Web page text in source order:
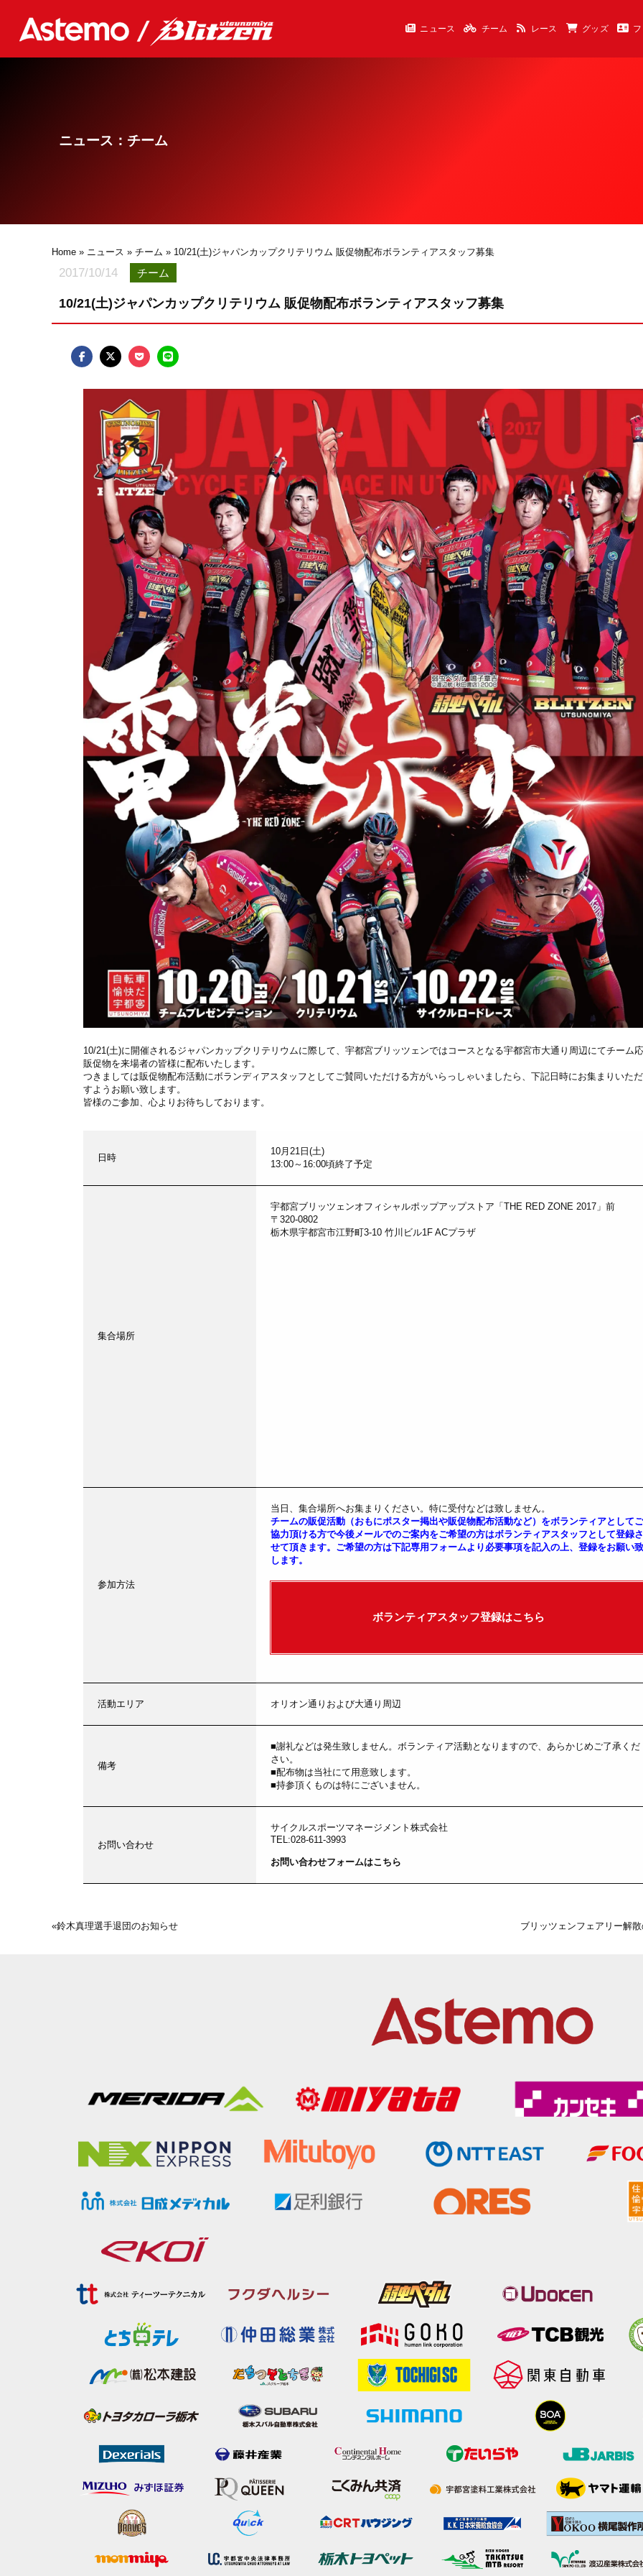
ニュース チーム レース グッズ
ニュース：チーム
Home » ニュース » チーム » 10/21(土)ジャパンカップクリテリウム 販促物配布ボランティアスタッフ募集
2017/10/14 チーム
10/21(土)ジャパンカップクリテリウム 販促物配布ボランティアスタッフ募集
10/21(土)に開催されるジャパンカップクリテリウムに際して、宇都宮ブリッツェンではコースとなる宇都宮市大通り周辺にてチーム
販促物を来場者の皆様に配布いたします。
つきましては販促物配布活動にボランディアスタッフとしてご賛同いただける方がいらっしゃいましたら、下記日時にお集まりいただ
すようお願い致します。
皆様のご参加、心よりお待ちしております。
日時
10月21日(土)
13:00～16:00頃終了予定
集合場所
宇都宮ブリッツェンオフィシャルポップアップストア「THE RED ZONE 2017」前
〒320-0802
栃木県宇都宮市江野町3-10 竹川ビル1F ACプラザ
参加方法
当日、集合場所へお集まりください。特に受付などは致しません。
チームの販促活動（おもにポスター掲出や販促物配布活動など）をボランティアとしてご
協力頂ける方で今後メールでのご案内をご希望の方はボランティアスタッフとして登録さ
せて頂きます。ご希望の方は下記専用フォームより必要事項を記入の上、登録をお願い致
します。
ボランティアスタッフ登録はこちら
活動エリア オリオン通りおよび大通り周辺
備考
■謝礼などは発生致しません。ボランティア活動となりますので、あらかじめご了承くだ
さい。
■配布物は当社にて用意致します。
■持参頂くものは特にございません。
お問い合わせ
サイクルスポーツマネージメント株式会社
TEL:028-611-3993
お問い合わせフォームはこちら
«鈴木真理選手退団のお知らせ ブリッツェンフェアリー解